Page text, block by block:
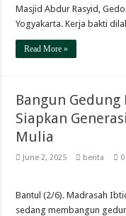
Masjid Abdur Rasyid,
Yogyakarta. Kerja bakti
Read More »
Bangun
Siapkan
Mulia
June 2, 2025 berita 0
Bantul (2/6). Madrasah
sedang membangun